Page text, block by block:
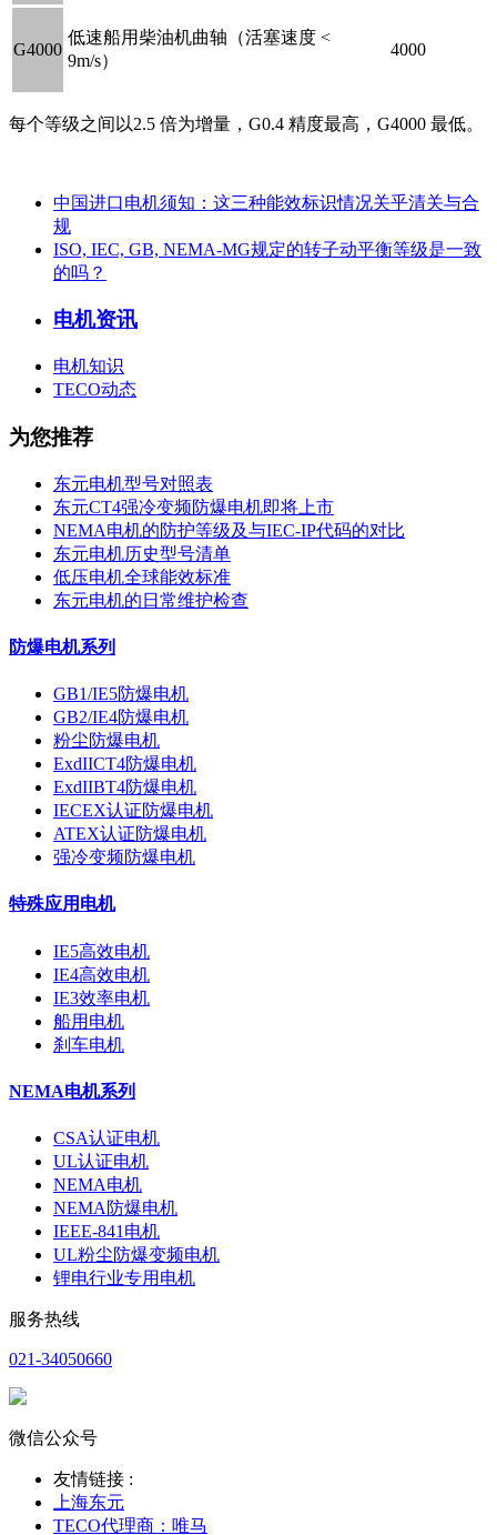
G4000
低速船用柴油机曲轴（活塞速度 <
9m/s）
4000
每个等级之间以2.5 倍为增量，G0.4 精度最高，G4000 最低。
中国进口电机须知：这三种能效标识情况关乎清关与合
规
ISO, IEC, GB, NEMA-MG规定的转子动平衡等级是一致
的吗？
电机资讯
电机知识
TECO动态
为您推荐
东元电机型号对照表
东元CT4强冷变频防爆电机即将上市
NEMA电机的防护等级及与IEC-IP代码的对比
东元电机历史型号清单
低压电机全球能效标准
东元电机的日常维护检查
防爆电机系列
GB1/IE5防爆电机
GB2/IE4防爆电机
粉尘防爆电机
ExdIICT4防爆电机
ExdIIBT4防爆电机
IECEX认证防爆电机
ATEX认证防爆电机
强冷变频防爆电机
特殊应用电机
IE5高效电机
IE4高效电机
IE3效率电机
船用电机
刹车电机
NEMA电机系列
CSA认证电机
UL认证电机
NEMA电机
NEMA防爆电机
IEEE-841电机
UL粉尘防爆变频电机
锂电行业专用电机
服务热线
021-34050660
微信公众号
友情链接 :
上海东元
TECO代理商：唯马